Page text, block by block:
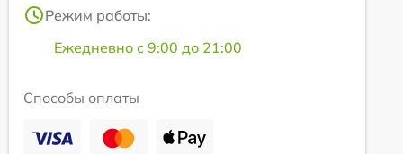
Режим работы:
Ежедневно с 9:00 до 21:00
Способы оплаты